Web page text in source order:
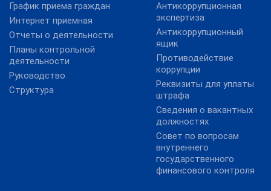
График приема граждан
Интернет приемная
Отчеты о деятельности
Планы контрольной
деятельности
Руководство
Структура
Антикоррупционная
экспертиза
Антикоррупционный
ящик
Противодействие
коррупции
Реквизиты для уплаты
штрафа
Сведения о вакантных
должностях
Совет по вопросам
внутреннего
государственного
финансового контроля